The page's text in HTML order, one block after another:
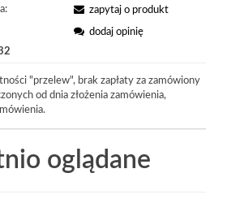
zapytaj o produkt
dodaj opinię
"przelew", brak zapłaty za zamówiony
od dnia złożenia zamówienia,
oglądane